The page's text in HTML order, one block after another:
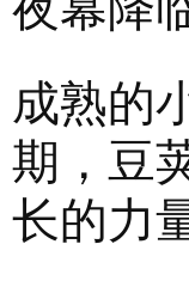
成熟的
期，豆
长的力